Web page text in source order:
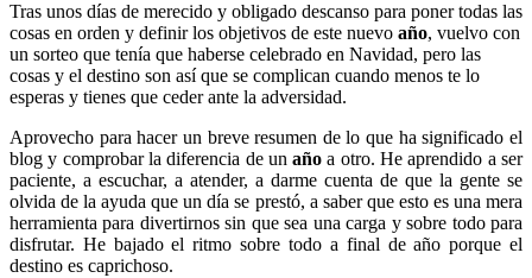
Tras unos días de merecido y obligado descanso para poner todas las
cosas en orden y definir los objetivos de este nuevo año, vuelvo con
un sorteo que tenía que haberse celebrado en Navidad, pero las
cosas y el destino son así que se complican cuando menos te lo
esperas y tienes que ceder ante la adversidad.
Aprovecho para hacer un breve resumen de lo que ha significado el
blog y comprobar la diferencia de unaño a otro. He aprendido a ser
paciente, a escuchar, a atender, a darme cuenta de que la gente se
olvida de la ayuda que un día se prestó, a saber que esto es una mera
herramienta para divertirnos sin que sea una carga y sobre todo para
disfrutar. He bajado el ritmo sobre todo a final de año porque el
destino es caprichoso.